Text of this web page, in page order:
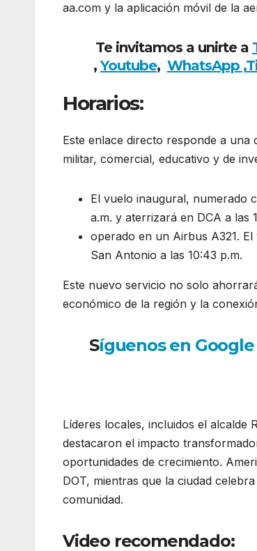
aa.com y la aplicación móvil de la
Te invitamos a unirte a
,Youtube, WhatsApp ,
Horarios:
Este enlace directo responde a
militar, comercial, educativo y de
El vuelo inaugural, numerado
a.m. y aterrizará en DCA a las
operado en un Airbus A321.
San Antonio a las 10:43 p.m.
Este nuevo servicio no solo
económico de la región y la
Síguenos en
Líderes locales, incluidos el
destacaron el impacto
oportunidades de crecimiento.
DOT, mientras que la ciudad
comunidad.
Video recomendado: